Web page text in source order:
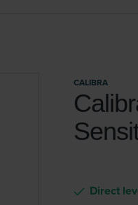
CALIBRA
Direct